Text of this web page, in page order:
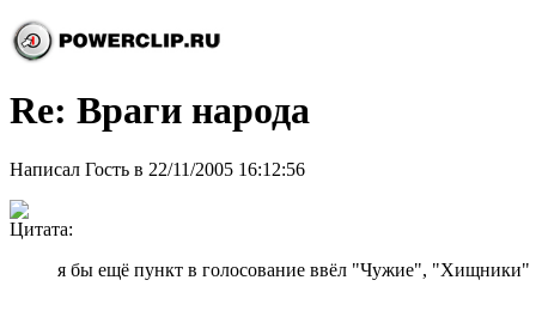
Re: Враги народа
Написал Гость в 22/11/2005 16:12:56
Цитата:
я бы ещё пункт в голосование ввёл "Чужие", "Хищники"